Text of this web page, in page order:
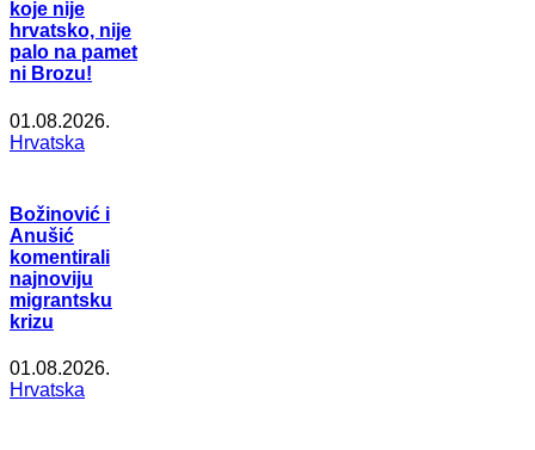
koje nije
hrvatsko, nije
palo na pamet
ni Brozu!
01.08.2026.
Hrvatska
Božinović i
Anušić
komentirali
najnoviju
migrantsku
krizu
01.08.2026.
Hrvatska